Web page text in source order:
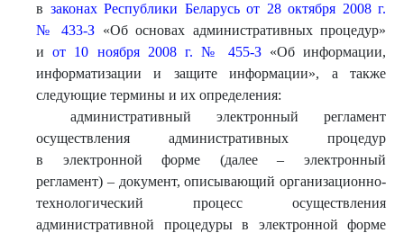
в законах Республики Беларусь от 28 октября 2008 г.
№ 433-З «Об основах административных процедур»
иот 10 ноября 2008 г. № 455-З«Об информации,
информатизации и защите информации», а также
следующие термины и их определения:
административный электронный регламент
осуществления административных процедур
в электронной форме (далее – электронный
регламент) – документ, описывающий организационно-
технологический процесс осуществления
административной процедуры в электронной форме